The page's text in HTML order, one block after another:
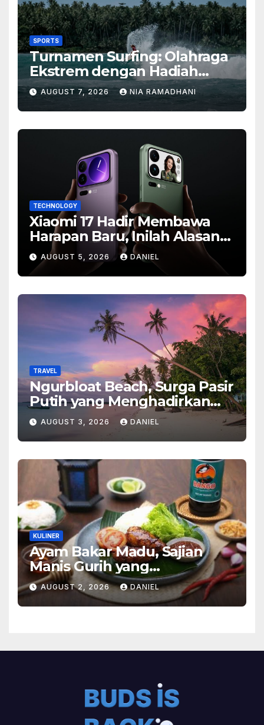
SPORTS
Turnamen Surfing: Olahraga
Ekstrem dengan Hadiah
Besar
AUGUST 7, 2026 NIA RAMADHANI
TECHNOLOGY
Xiaomi 17 Hadir Membawa
Harapan Baru, Inilah Alasan
Banyak Orang Menantikan
Ponsel Flagship Ini
AUGUST 5, 2026 DANIEL
TRAVEL
Ngurbloat Beach, Surga Pasir
Putih yang Menghadirkan
Ketenangan dan Pesona
Alam Tak Terlupakan
AUGUST 3, 2026 DANIEL
KULINER
Ayam Bakar Madu, Sajian
Manis Gurih yang
Menghangatkan Suasana
Makan
AUGUST 2, 2026 DANIEL